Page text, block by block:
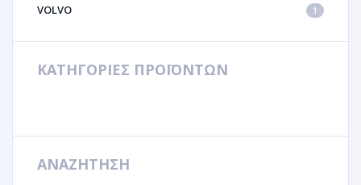
VOLVO 1
ΚΑΤΗΓΟΡΙΕΣ ΠΡΟΪΟΝΤΩΝ
ΑΝΑΖΗΤΗΣΗ